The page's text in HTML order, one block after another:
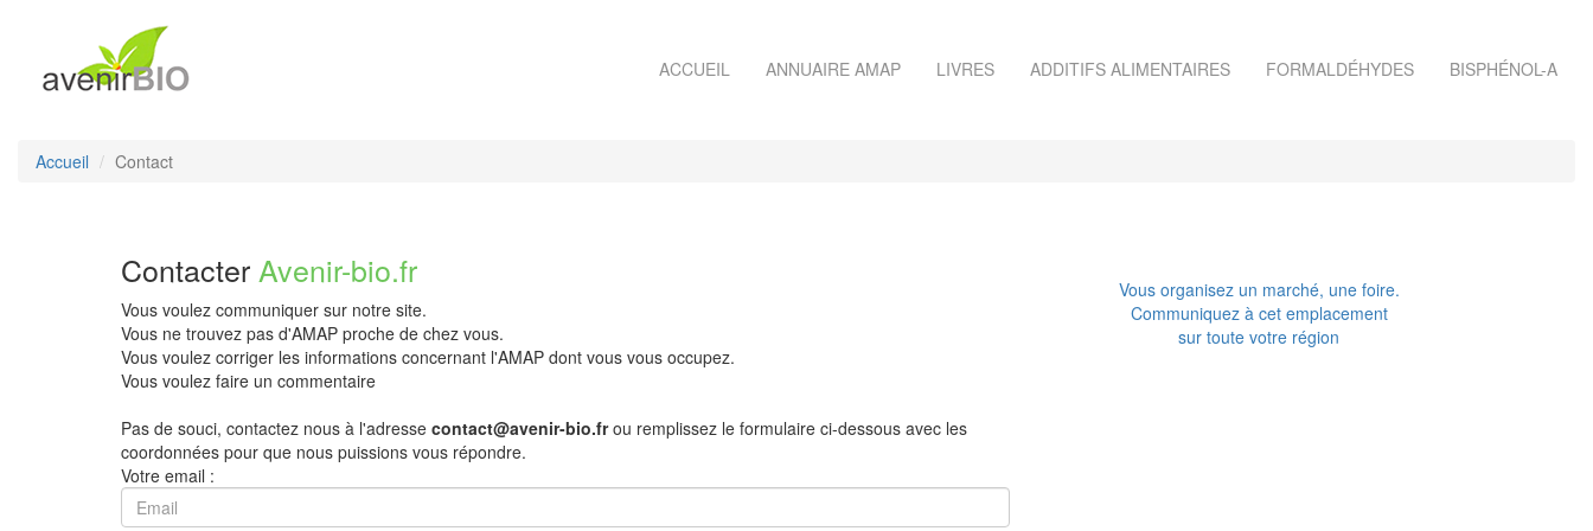
ACCUEIL ANNUAIRE AMAP LIVRES ADDITIFS ALIMENTAIRES FORMALDÉHYDES BISPHÉNOL-A
Accueil Contact
Contacter Avenir-bio.fr
Vous voulez communiquer sur notre site.
Vous ne trouvez pas d'AMAP proche de chez vous.
Vous voulez corriger les informations concernant l'AMAP dont vous vous occupez.
Vous voulez faire un commentaire
Pas de souci, contactez nous à l'adresse contact@avenir-bio.frou remplissez le formulaire ci-dessous avec les
coordonnées pour que nous puissions vous répondre.
Votre email :
Vous organisez un marché, une foire.
Communiquez à cet emplacement
sur toute votre région